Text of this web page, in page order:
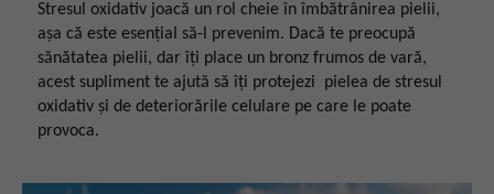
Stresul oxidativ joacă un rol cheie în îmbătrânirea pielii,
așa că este esențial să-l prevenim. Dacă te preocupă
sănătatea pielii, dar îți place un bronz frumos de vară,
acest supliment te ajută să îți protejezi pielea de stresul
oxidativ și de deteriorările celulare pe care le poate
provoca.